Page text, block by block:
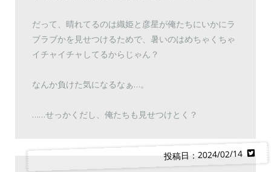
だって、晴れてるのは織姫と彦星が俺たちにいかにラ
ブラブかを見せつけるためで、暑いのはめちゃくちゃ
イチャイチャしてるからじゃん？
なんか負けた気になるなぁ…。
……せっかくだし、俺たちも見せつけとく？
投稿日：2024/02/14